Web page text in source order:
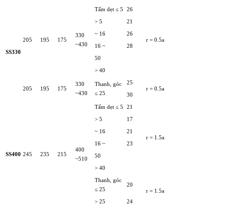
SS330
205 195 175
330
~430
Tấm dẹt ≤ 5 26
r = 0.5a
> 5 21
~ 16 26
16 ~ 28
50
> 40
205 195 175
330
~430
Thanh, góc
≤ 25
25
r = 0.5a
30
SS400 245 235 215
400
~510
Tấm dẹt ≤ 5 21
r = 1.5a
> 5 17
~ 16 21
16 ~ 23
50
> 40
Thanh, góc
≤ 25
20
r = 1.5a
> 25
24